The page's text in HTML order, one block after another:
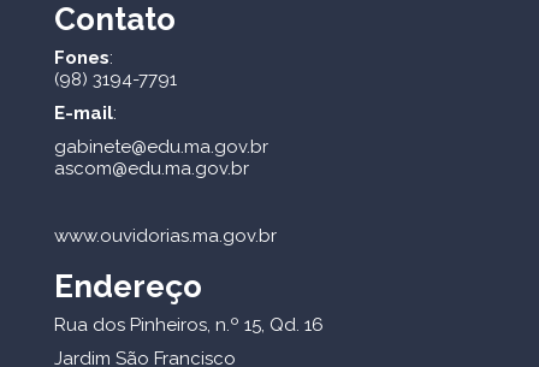
Contato
Fones:
(98) 3194-7791
E-mail:
gabinete@edu.ma.gov.br
ascom@edu.ma.gov.br
www.ouvidorias.ma.gov.br
Endereço
Rua dos Pinheiros, n.º 15, Qd. 16
Jardim São Francisco